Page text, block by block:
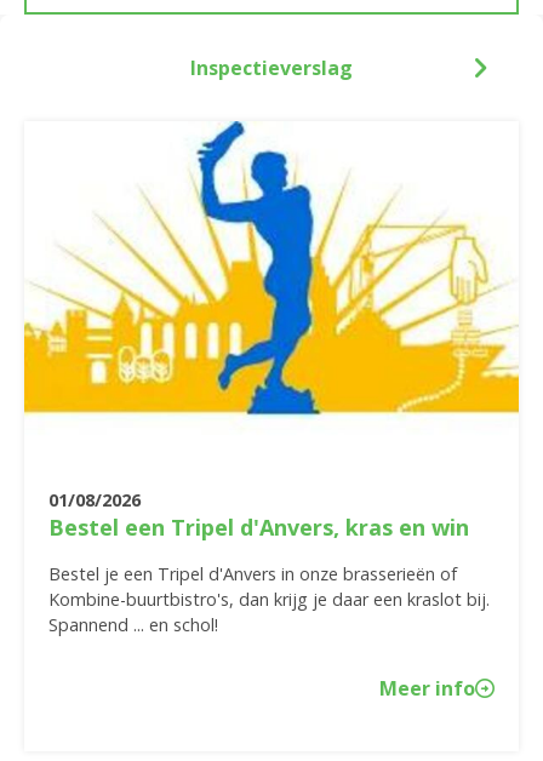
01/08/2026
Bestel een Tripel d'Anvers, kras en win
Bestel je een Tripel d'Anvers in onze brasserieën of
Kombine-buurtbistro's, dan krijg je daar een kraslot bij.
Spannend ... en schol!
Meer info
Inspectieverslag